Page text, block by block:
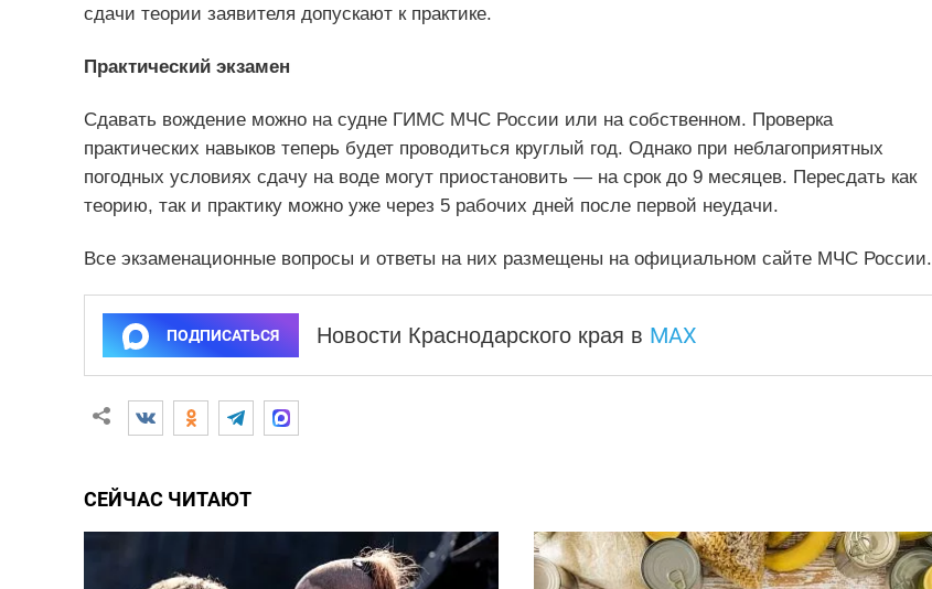
сдачи теории заявителя допускают к практике.
Практический экзамен
Сдавать вождение можно на судне ГИМС МЧС России или на собственном. Проверка
практических навыков теперь будет проводиться круглый год. Однако при неблагоприятных
погодных условиях сдачу на воде могут приостановить — на срок до 9 месяцев. Пересдать как
теорию, так и практику можно уже через 5 рабочих дней после первой неудачи.
Все экзаменационные вопросы и ответы на них размещены на официальном сайте МЧС России.
ПОДПИСАТЬСЯ Новости Краснодарского края в MAX
СЕЙЧАС ЧИТАЮТ